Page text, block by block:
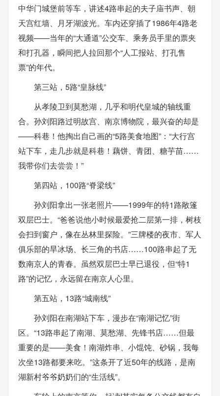
中华门城堡前等车，讲述4路串起的夫子庙书声、朝
天宫红墙、月牙湖波光。车内还穿插了1986年4路老
视频——当年的“大通道”公交车、乘务员手里的票夹
和打孔器，瞬间把人拉回那个“人工报站、打孔售
票”的年代。
第三站，5路“皇脉线”
从孝陵卫到莫愁湖，几乎和明代皇城的轴线重
合。孙刘阳路过明故宫、南京博物院，最兴奋的却是
——科巷！他掏出自己画的“5路美食地图”：“大行宫
站下车，走几步就是科巷！藕饼、青团、糖芋苗……
我带你们去尝尝！”
第四站，100路“脊梁线”
孙刘阳拿出一张老照片——1999年的特1路敞篷
双层巴士。“爸爸说他小时候最爱抢二层第一排，树枝
会扫到窗户，像在丛林里探险。”三牌楼的夜市、军人
俱乐部的旱冰场、长三角的书店……100路串起了无
数南京人的青春。虽然双层巴士早已退役，但“特1
路”的记忆，永远留在南京人心里。
第五站，13路“城南线”
孙刘阳在南湖站下车，漫步在“南湖记忆”街
区。“13路串起了南湖、莫愁湖、先锋书店……但最
重要的是——美食！南湖炸串、小馄饨、砂锅，我每
次坐13路都要来吃。”这条开了近50年的线路，是南
湖新村爷爷奶奶们的“生活线”。